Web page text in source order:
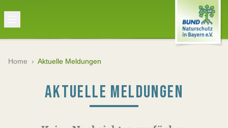
Home › Aktuelle Meldungen
AKTUELLE MELDUNGEN